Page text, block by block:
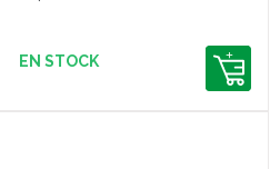
EN STOCK